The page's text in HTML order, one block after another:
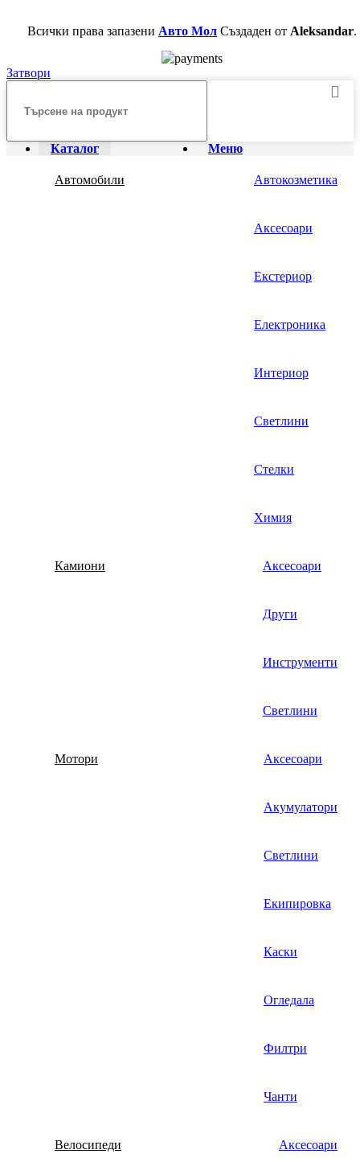
Всички права запазени Авто Мол Създаден от Aleksandar.
Затвори
Меню
Каталог
Автомобили Автокозметика
Аксесоари
Екстериор
Електроника
Интериор
Светлини
Стелки
Химия
Камиони Аксесоари
Други
Инструменти
Светлини
Мотори Аксесоари
Акумулатори
Светлини
Екипировка
Каски
Огледала
Филтри
Чанти
Велосипеди Аксесоари